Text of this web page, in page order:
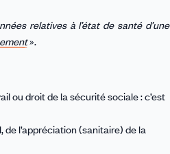
relatives à l’état de santé d’une
».
ou droit de la sécurité sociale : c’est
l’appréciation (sanitaire) de la